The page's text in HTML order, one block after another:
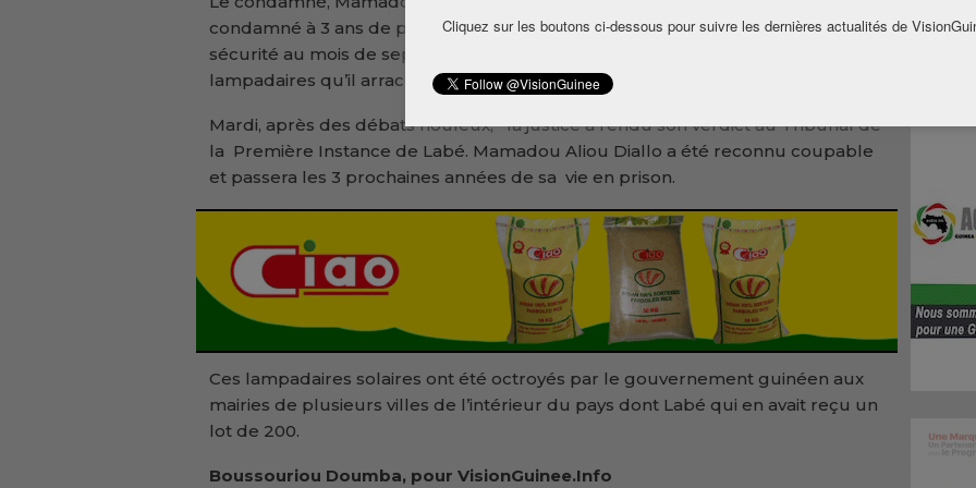
condamné à 3 ans de prison ferme. Il a été arrêté par des agents de forces de
sécurité au mois de septembre dernier alors qu’il portait avec lui des
lampadaires qu’il arraché à la gare routière.
Mardi, après des débats houleux, la justice a rendu son verdict au Tribunal de
la Première Instance de Labé. Mamadou Aliou Diallo a été reconnu coupable
et passera les 3 prochaines années de sa vie en prison.
Ces lampadaires solaires ont été octroyés par le gouvernement guinéen aux
mairies de plusieurs villes de l’intérieur du pays dont Labé qui en avait reçu un
lot de 200.
Boussouriou Doumba, pour VisionGuinee.Info
Cliquez sur les boutons ci-dessous pour suivre les dernières actualités de